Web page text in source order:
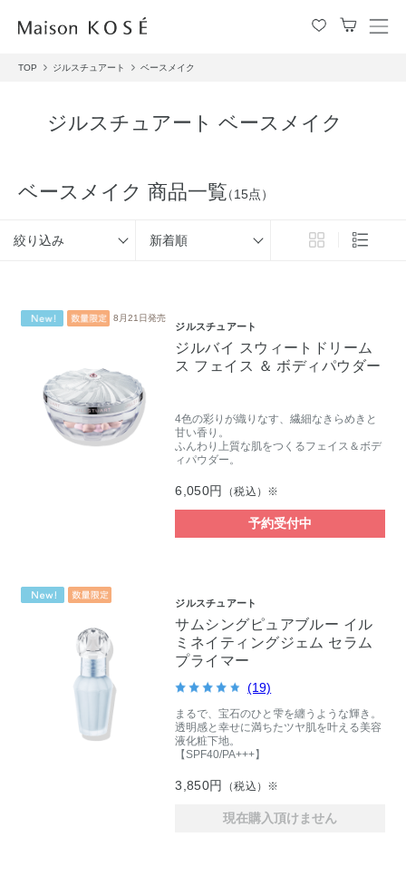
メ
TOP ジルスチュアート ベースメイク
ジルスチュアート ベースメイク
ベースメイク 商品一覧（15点）
絞り込み 新着順
8月21日発売
ジルスチュアート
ジルバイ スウィートドリーム
ス フェイス ＆ ボディパウダー
4色の彩りが織りなす、繊細なきらめきと
甘い香り。
ふんわり上質な肌をつくるフェイス＆ボデ
ィパウダー。
6,050円 （税込）※
予約受付中
ジルスチュアート
サムシングピュアブルー イル
ミネイティングジェム セラム
プライマー
(19)
まるで、宝石のひと雫を纏うような輝き。
透明感と幸せに満ちたツヤ肌を叶える美容
液化粧下地。
【SPF40/PA+++】
3,850円 （税込）※
現在購入頂けません